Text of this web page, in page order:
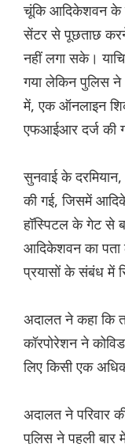
चूंकि आदिकेशवन के
सेंटर से पूछताछ
नहीं लगा सके।
गया लेकिन पुलिस ने
में, एक ऑनलाइन
एफआईआर दर्ज की
सुनवाई के
की गई, जिसमें
हॉस्पिटल के गेट से
आदिकेशवन का पता
प्रयासों के संबंध में
अदालत ने कहा कि
कॉरपोरेशन ने
लिए किसी एक
अदालत ने परिवार
पुलिस ने पहली बार